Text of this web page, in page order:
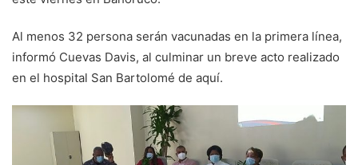
Al menos 32 persona serán vacunadas en la primera línea,
informó Cuevas Davis, al culminar un breve acto realizado
en el hospital San Bartolomé de aquí.